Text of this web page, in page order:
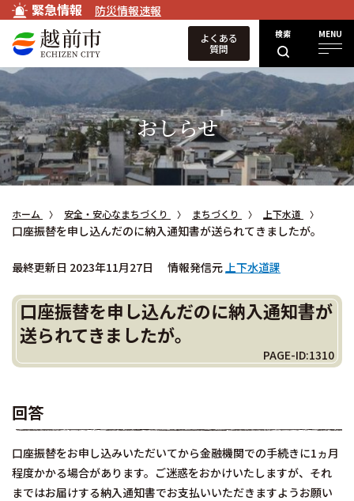
緊急情報 防災情報速報
検索 MENU
よくある
質問
おしらせ
ホーム 安全・安心なまちづくり まちづくり 上下水道
口座振替を申し込んだのに納入通知書が送られてきましたが。
最終更新日 2023年11月27日 情報発信元上下水道課
口座振替を申し込んだのに納入通知書が
送られてきましたが。
PAGE-ID:1310
回答
口座振替をお申し込みいただいてから金融機関での手続きに1ヵ月
程度かかる場合があります。ご迷惑をおかけいたしますが、それ
まではお届けする納入通知書でお支払いいただきますようお願い